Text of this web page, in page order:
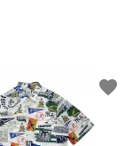
favorite